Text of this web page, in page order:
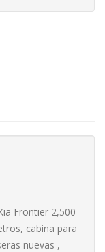
Frontier 2,500
cabina para
nuevas ,